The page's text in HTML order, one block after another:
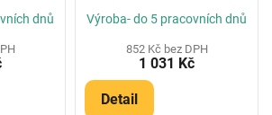
dnů Výroba- do 5 pracovních dnů
852 Kč bez DPH
1 031 Kč
Detail